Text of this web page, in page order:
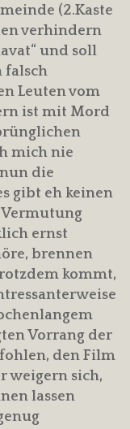
(2.Kaste
verhindern
und soll
falsch
Leuten vom
ist mit Mord
mich nie
die
gibt eh keinen
ernst
brennen
kommt,
Vorrang der
den Film
weigern sich,
lassen